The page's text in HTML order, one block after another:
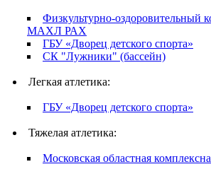
Физкультурно-оздоровительный
МАХЛ РАХ
ГБУ «Дворец детского спорта»
СК "Лужники" (бассейн)
Легкая атлетика:
ГБУ «Дворец детского спорта»
Тяжелая атлетика:
Московская областная